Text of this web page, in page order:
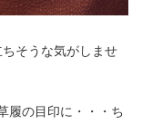
そうな気がしませ
履の目印に・・・ち